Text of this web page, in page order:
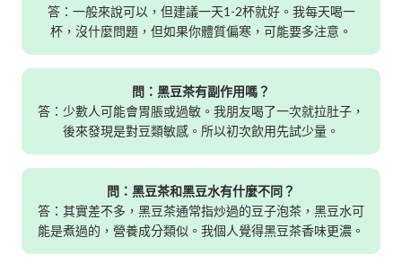
答：一般來說可以，但建議一天1-2杯就好。我每天喝一
杯，沒什麼問題，但如果你體質偏寒，可能要多注意。
問：黑豆茶有副作用嗎？
答：少數人可能會胃脹或過敏。我朋友喝了一次就拉肚子，
後來發現是對豆類敏感。所以初次飲用先試少量。
問：黑豆茶和黑豆水有什麼不同？
答：其實差不多，黑豆茶通常指炒過的豆子泡茶，黑豆水可
能是煮過的，營養成分類似。我個人覺得黑豆茶香味更濃。